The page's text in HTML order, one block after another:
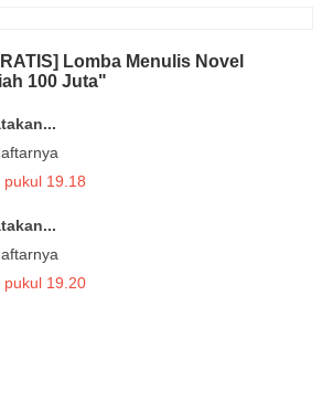
Lomba Menulis Novel
100 Juta"
19.18
pukul 19.20